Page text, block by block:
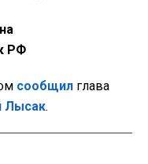
РФ
сообщил глава
Лысак.